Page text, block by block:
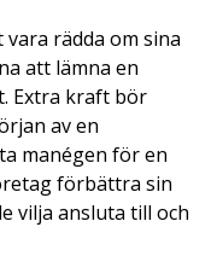
rädda om sina
att lämna en
Extra kraft bör
av en
manégen för en
förbättra sin
vilja ansluta till och